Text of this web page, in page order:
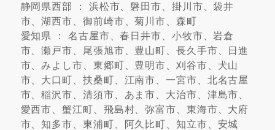
静岡県西部 ： 浜松市、磐田市、掛川市、袋井
市、湖西市、御前崎市、菊川市、森町
愛知県 ： 名古屋市、春日井市、小牧市、岩倉
市、瀬戸市、尾張旭市、豊山町、長久手市、日進
市、みよし市、東郷町、豊明市、刈谷市、犬山
市、大口町、扶桑町、江南市、一宮市、北名古屋
市、稲沢市、清須市、あま市、大治市、津島市、
愛西市、蟹江町、飛島村、弥富市、東海市、大府
市、知多市、東浦町、阿久比町、知立市、安城